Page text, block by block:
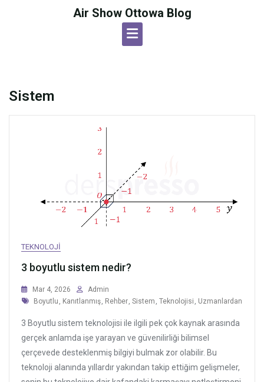
Air Show Ottowa Blog
Sistem
TEKNOLOJI
3 boyutlu sistem nedir?
Mar 4, 2026
Admin
Tags
Boyutlu , Kanıtlanmış, Rehber, Sistem , Teknolojisi , Uzmanlardan
3 Boyutlu sistem teknolojisi ile ilgili pek çok kaynak arasında
gerçek anlamda işe yarayan ve güvenilirliği bilimsel
çerçevede desteklenmiş bilgiyi bulmak zor olabilir. Bu
teknoloji alanında yıllardır yakından takip ettiğim gelişmeler,